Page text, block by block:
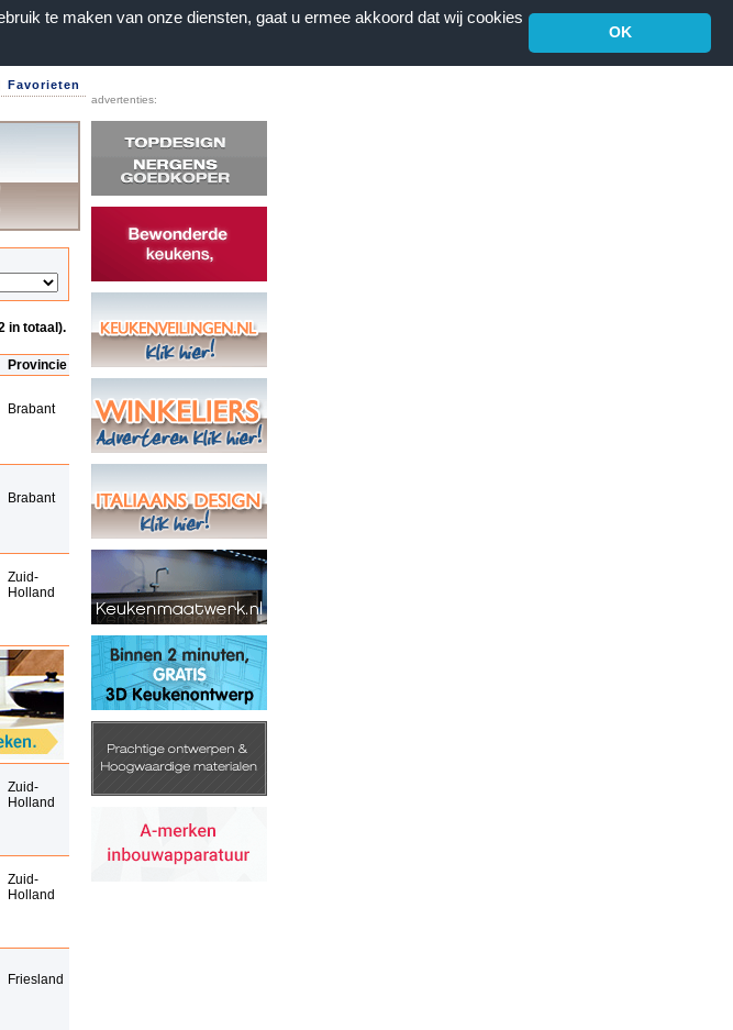
te maken van onze diensten, gaat u ermee akkoord dat wij cookies
OK
Favorieten
advertenties:
in totaal).
Provincie
Brabant
Brabant
Zuid-
Holland
Zuid-
Holland
Zuid-
Holland
Friesland